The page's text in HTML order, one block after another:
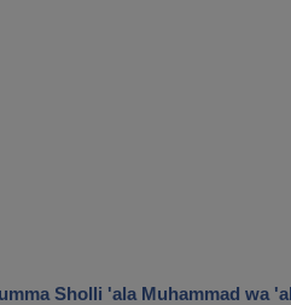
Sholli 'ala Muhammad wa